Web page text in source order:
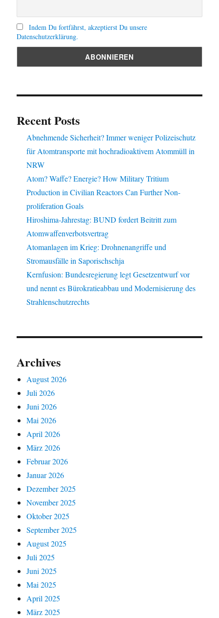
Indem Du fortfährst, akzeptierst Du unsere
Datenschutzerklärung.
Recent Posts
Abnehmende Sicherheit? Immer weniger Polizeischutz
für Atomtransporte mit hochradioaktivem Atommüll in
NRW
Atom? Waffe? Energie? How Military Tritium
Production in Civilian Reactors Can Further Non-
proliferation Goals
Hiroshima-Jahrestag: BUND fordert Beitritt zum
Atomwaffenverbotsvertrag
Atomanlagen im Krieg: Drohnenangriffe und
Stromausfälle in Saporischschja
Kernfusion: Bundesregierung legt Gesetzentwurf vor
und nennt es Bürokratieabbau und Modernisierung des
Strahlenschutzrechts
Archives
August 2026
Juli 2026
Juni 2026
Mai 2026
April 2026
März 2026
Februar 2026
Januar 2026
Dezember 2025
November 2025
Oktober 2025
September 2025
August 2025
Juli 2025
Juni 2025
Mai 2025
April 2025
März 2025